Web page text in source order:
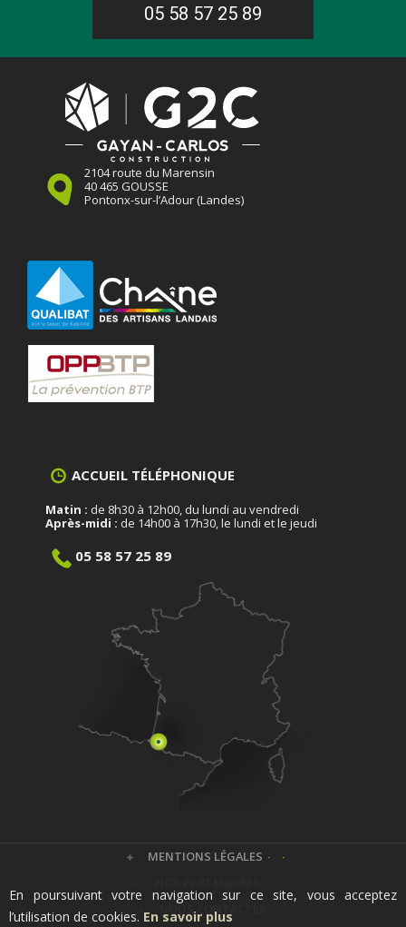
05 58 57 25 89
2104 route du Marensin
40 465 GOUSSE
Pontonx-sur-l’Adour (Landes)
ACCUEIL TÉLÉPHONIQUE
Matin : de 8h30 à 12h00, du lundi au vendredi
Après-midi : de 14h00 à 17h30, le lundi et le jeudi
05 58 57 25 89
MENTIONS LÉGALES
NOUS CONTACTER
En poursuivant votre navigation sur ce site, vous acceptez
l’utilisation de cookies. En savoir plus